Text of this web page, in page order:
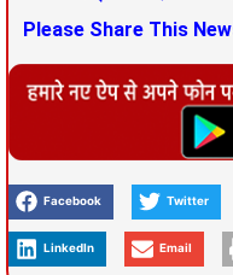
Please Share This
Facebook Twitter
LinkedIn Email